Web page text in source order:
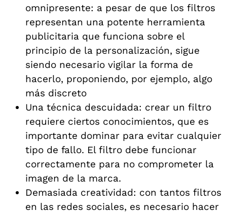
omnipresente: a pesar de que los filtros
representan una potente herramienta
publicitaria que funciona sobre el
principio de la personalización, sigue
siendo necesario vigilar la forma de
hacerlo, proponiendo, por ejemplo, algo
más discreto
Una técnica descuidada: crear un filtro
requiere ciertos conocimientos, que es
importante dominar para evitar cualquier
tipo de fallo. El filtro debe funcionar
correctamente para no comprometer la
imagen de la marca.
Demasiada creatividad: con tantos filtros
en las redes sociales, es necesario hacer